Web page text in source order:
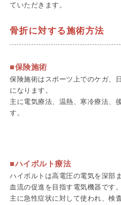
ていただきます。
骨折に対する施術方法
■保険施術
保険施術はスポーツ上でのケガ、
になります。
主に電気療法、温熱、寒冷療法、
す。
■ハイボルト療法
ハイボルトは高電圧の電気を深部
血流の促進を目指す電気機器です。
主に急性症状に対して使われ、検